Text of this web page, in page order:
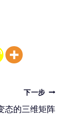
下一步
态的三维矩阵